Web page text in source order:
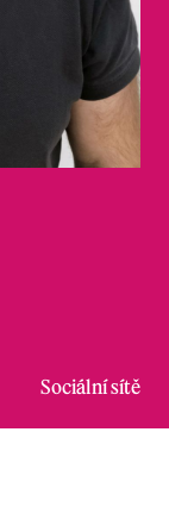
Sociální sítě